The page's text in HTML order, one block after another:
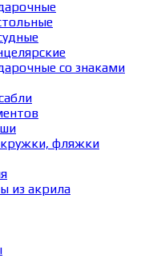
со знаками
фляжки
из акрила